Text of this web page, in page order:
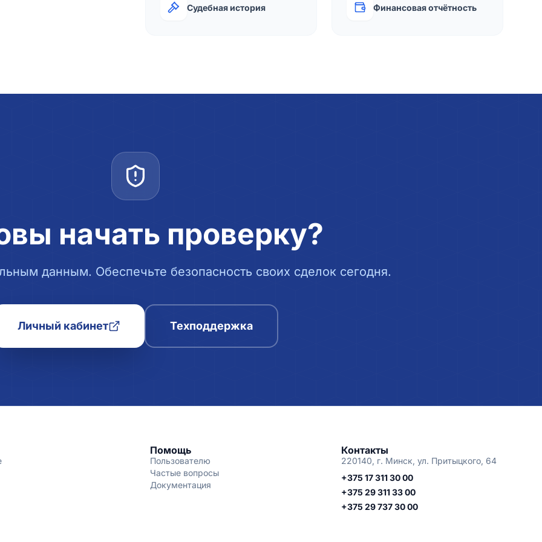
Судебная история Финансовая отчётность
начать проверку?
данным. Обеспечьте безопасность своих сделок сегодня.
Личный кабинет Техподдержка
Помощь
Пользователю
Частые вопросы
Документация
Контакты
220140, г. Минск, ул. Притыцкого, 64
+375 17 311 30 00
+375 29 311 33 00
+375 29 737 30 00